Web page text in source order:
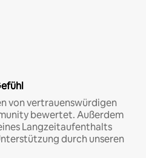
von vertrauenswürdigen
bewertet. Außerdem
Langzeitaufenthalts
durch unseren